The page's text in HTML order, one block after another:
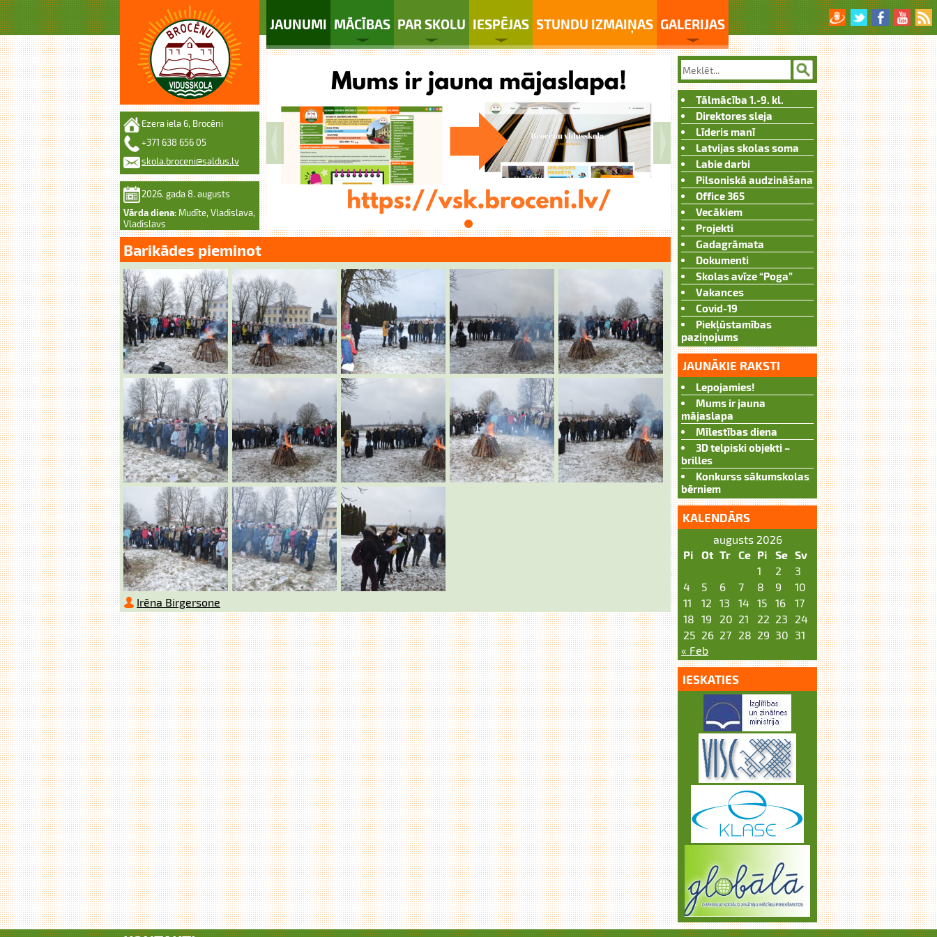
JAUNUMI MĀCĪBAS PAR SKOLU IESPĒJAS STUNDU IZMAIŅAS GALERIJAS
Ezera iela 6, Brocēni
+371 638 656 05
skola.broceni@saldus.lv
2026. gada 8. augusts
Vārda diena: Mudīte, Vladislava,
Vladislavs
Barikādes pieminot
Irēna Birgersone
Tālmācība 1.-9. kl.
Direktores sleja
Līderis manī
Latvijas skolas soma
Labie darbi
Pilsoniskā audzināšana
Office 365
Vecākiem
Projekti
Gadagrāmata
Dokumenti
Skolas avīze “Poga”
Vakances
Covid-19
Piekļūstamības
paziņojums
JAUNĀKIE RAKSTI
Lepojamies!
Mums ir jauna
mājaslapa
Mīlestības diena
3D telpiski objekti –
brilles
Konkurss sākumskolas
bērniem
KALENDĀRS
augusts 2026
Pi
Ot Tr Ce Pi Se Sv
1
2
3
4
5 6 7 8 9
10
11
12 13 14 15 16
17
18 19 20 21 22 23
24
25 26 27 28 29 30 31
« Feb
IESKATIES